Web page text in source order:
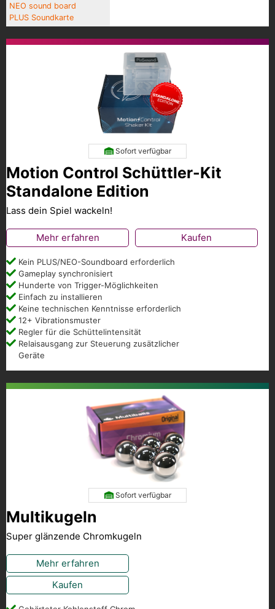
NEO sound board
PLUS Soundkarte
Sofort verfügbar
Motion Control Schüttler-Kit
Standalone Edition
Lass dein Spiel wackeln!
Mehr erfahren Kaufen
Kein PLUS/NEO-Soundboard erforderlich
Gameplay synchronisiert
Hunderte von Trigger-Möglichkeiten
Einfach zu installieren
Keine technischen Kenntnisse erforderlich
12+ Vibrationsmuster
Regler für die Schüttelintensität
Relaisausgang zur Steuerung zusätzlicher
Geräte
Sofort verfügbar
Multikugeln
Super glänzende Chromkugeln
Mehr erfahren
Kaufen